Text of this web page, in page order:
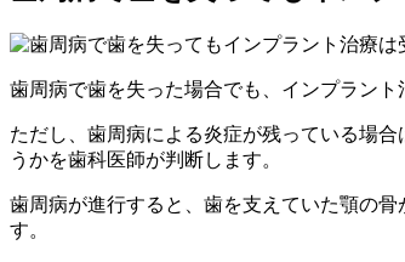
歯周病で歯を失った場合でも、インプラント
ただし、歯周病による炎症が残っている場
うかを歯科医師が判断します。
歯周病が進行すると、歯を支えていた顎の
す。